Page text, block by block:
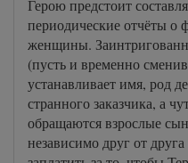
Герою предстоит
периодические отчёты о
женщины.
(пусть и временно
устанавливает имя, род
странного заказчика, а
обращаются взрослые
независимо друг от